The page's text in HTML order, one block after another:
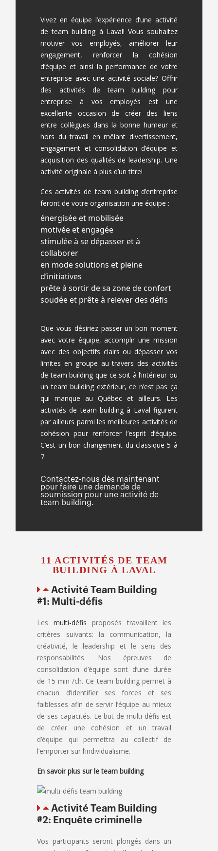
Vivez en équipe l’expérience d’une activité
de team building à Laval! Vous souhaitez
motiver vos employés, améliorer leur
engagement, renforcer la cohésion
d’équipe et ainsi la performance de votre
entreprise avec une activité sociale? Offrir
des activités de team building pour
entreprise à vos employés est une
excellente occasion de créer des liens
entre collègues dans la bonne humeur et
hors du travail en mêlant divertissement,
engagement et consolidation d’équipe et
acquisition des qualités de leadership. Une
activité originale à plus d’un titre!
Ces activités deteam building d’entreprise
feront de votre organisation une équipe :
énergisée et mobilisée
motivée et engagée
stimulée à se dépasser et à
collaborer
en mode solutions et pleine
d’initiatives
prête à sortir de sa zone de confort
soudée et prête à relever des défis
Que vous désiriez passer un bon moment
avec votre équipe, accomplir une mission
avec des objectifs clairs ou dépasser vos
limites en groupe au travers des activités
de team building que ce soit à l’intérieur ou
un team building extérieur, ce n’est pas ça
qui manque au Québec et ailleurs. Les
activités de team building à Laval figurent
par ailleurs parmi les meilleures activités de
cohésion pour renforcer l’esprit d’équipe.
C’est un bon changement du classique 5 à
7.
Contactez-nous dès maintenant
pour faire une demande de
soumission pour une activité de
team building.
11 ACTIVITÉS DE TEAM
BUILDING À LAVAL
Activité Team Building
#1: Multi-défis
Lesmulti-défis proposés travaillent les
critères suivants: la communication, la
créativité, le leadership et le sens des
responsabilités. Nos épreuves de
consolidation d’équipe sont d’une durée
de 15 min /ch. Ce team building permet à
chacun d’identifier ses forces et ses
faiblesses afin de servir l’équipe au mieux
de ses capacités. Le but de multi-défis est
de créer une cohésion et un travail
d’équipe qui permettra au collectif de
l’emporter sur l’individualisme.
En savoir plus sur le team building
Activité Team Building
#2: Enquête criminelle
Vos participants seront plongés dans un